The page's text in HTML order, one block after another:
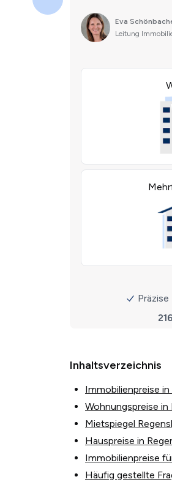
Inhaltsverzeichnis
Immobilienpreise
Wohnungspreise
Mietspiegel
Hauspreise in
Immobilienpreise
Häufig gestellte